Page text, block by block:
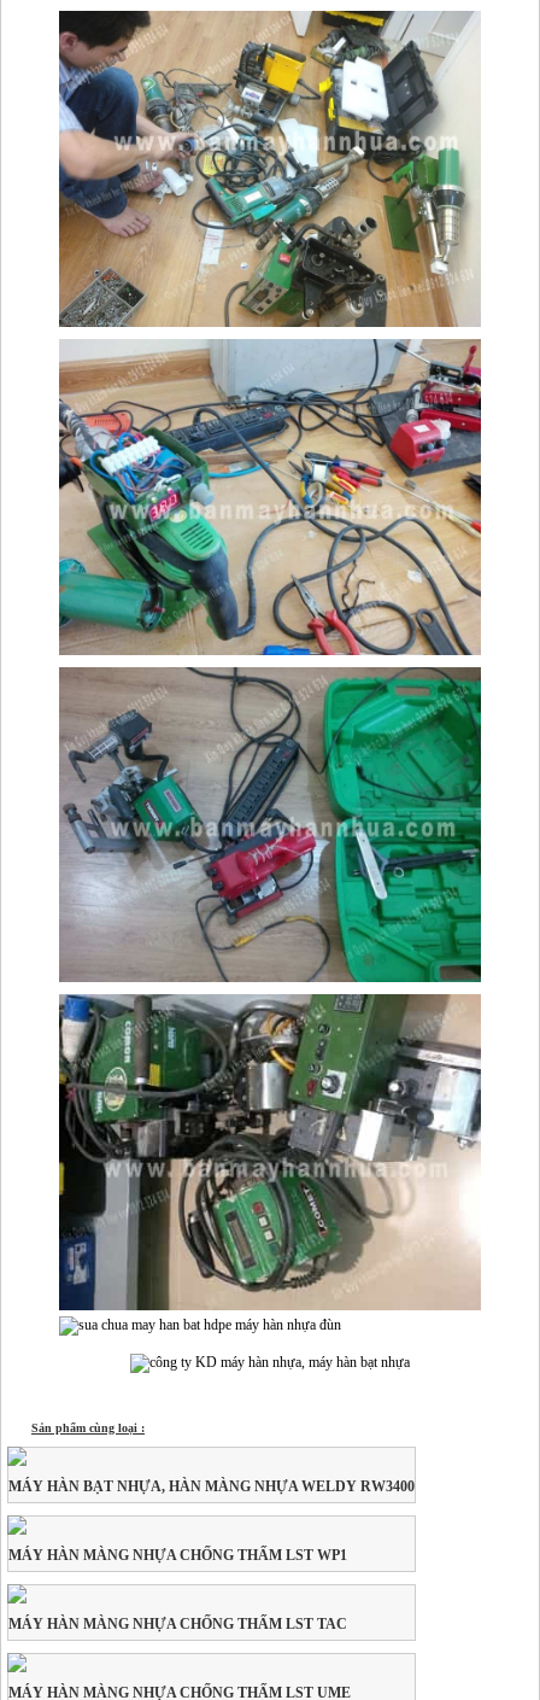
Sản phẩm cùng loại :
MÁY HÀN BẠT NHỰA, HÀN MÀNG NHỰA WELDY RW3400
MÁY HÀN MÀNG NHỰA CHỐNG THẤM LST WP1
MÁY HÀN MÀNG NHỰA CHỐNG THẤM LST TAC
MÁY HÀN MÀNG NHỰA CHỐNG THẤM LST UME